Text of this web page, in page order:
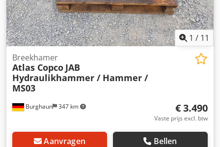
1 / 11
Burghaun 347 km
Breekhamer
Atlas Copco JAB
Hydraulikhammer / Hammer /
MS03
€ 3.490
Vaste prijs excl. btw
Aanvragen Bellen